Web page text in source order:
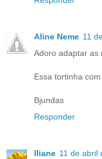
Aline Neme 11
Adoro adaptar as
Essa tortinha
Bjundas
Responder
Iliane 11 de abril